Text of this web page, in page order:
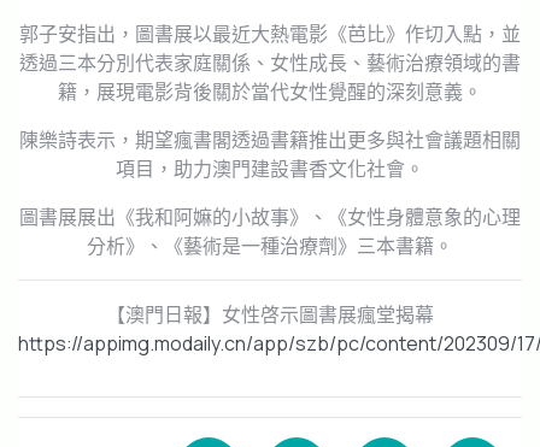
郭子安指出，圖書展以最近大熱電影《芭比》作切入點，並
透過三本分別代表家庭關係、女性成長、藝術治療領域的書
籍，展現電影背後關於當代女性覺醒的深刻意義。
陳樂詩表示，期望瘋書閣透過書籍推出更多與社會議題相關
項目，助力澳門建設書香文化社會。
圖書展展出《我和阿嫲的小故事》、《女性身體意象的心理
分析》、《藝術是一種治療劑》三本書籍。
【澳門日報】女性啓示圖書展瘋堂揭幕
https://appimg.modaily.cn/app/szb/pc/content/202309/